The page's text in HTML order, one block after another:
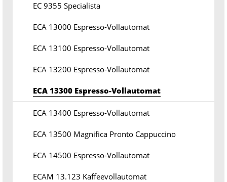
EC 9355 Specialista
ECA 13000 Espresso-Vollautomat
ECA 13100 Espresso-Vollautomat
ECA 13200 Espresso-Vollautomat
ECA 13300 Espresso-Vollautomat
ECA 13400 Espresso-Vollautomat
ECA 13500 Magnifica Pronto Cappuccino
ECA 14500 Espresso-Vollautomat
ECAM 13.123 Kaffeevollautomat